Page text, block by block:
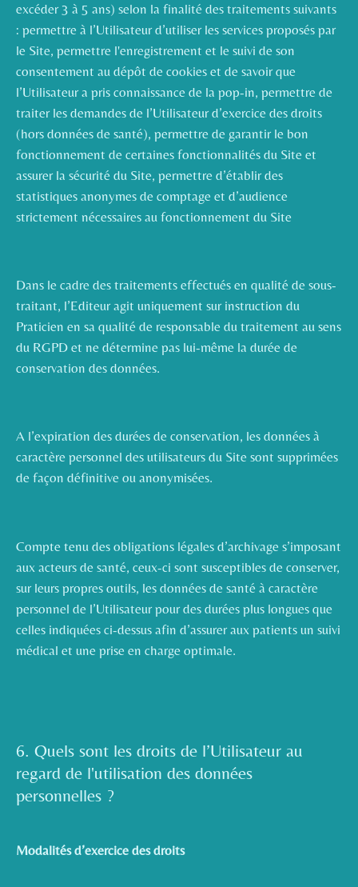
excéder 3 à 5 ans) selon la finalité des traitements suivants
: permettre à l’Utilisateur d’utiliser les services proposés par
le Site, permettre l'enregistrement et le suivi de son
consentement au dépôt de cookies et de savoir que
l’Utilisateur a pris connaissance de la pop-in, permettre de
traiter les demandes de l’Utilisateur d’exercice des droits
(hors données de santé), permettre de garantir le bon
fonctionnement de certaines fonctionnalités du Site et
assurer la sécurité du Site, permettre d’établir des
statistiques anonymes de comptage et d’audience
strictement nécessaires au fonctionnement du Site
Dans le cadre des traitements effectués en qualité de sous-
traitant, l’Editeur agit uniquement sur instruction du
Praticien en sa qualité de responsable du traitement au sens
du RGPD et ne détermine pas lui-même la durée de
conservation des données.
A l’expiration des durées de conservation, les données à
caractère personnel des utilisateurs du Site sont supprimées
de façon définitive ou anonymisées.
Compte tenu des obligations légales d’archivage s’imposant
aux acteurs de santé, ceux-ci sont susceptibles de conserver,
sur leurs propres outils, les données de santé à caractère
personnel de l’Utilisateur pour des durées plus longues que
celles indiquées ci-dessus afin d’assurer aux patients un suivi
médical et une prise en charge optimale.
6. Quels sont les droits de l’Utilisateur au
regard de l'utilisation des données
personnelles ?
Modalités d’exercice des droits